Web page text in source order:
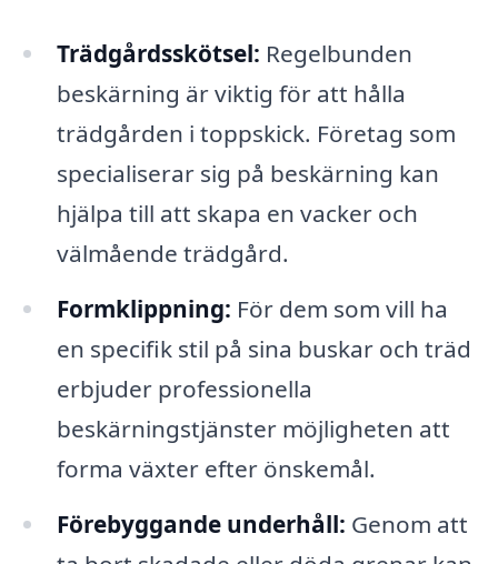
Trädgårdsskötsel: Regelbunden
beskärning är viktig för att hålla
trädgården i toppskick. Företag som
specialiserar sig på beskärning kan
hjälpa till att skapa en vacker och
välmående trädgård.
Formklippning: För dem som vill ha
en specifik stil på sina buskar och träd
erbjuder professionella
beskärningstjänster möjligheten att
forma växter efter önskemål.
Förebyggande underhåll: Genom att